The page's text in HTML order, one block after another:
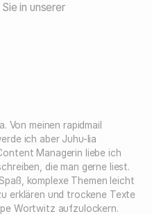
in unserer
Von meinen rapidmail
ich aber Juhu-lia
Managerin liebe ich
die man gerne liest.
komplexe Themen leicht
erklären und trockene Texte
Wortwitz aufzulockern.